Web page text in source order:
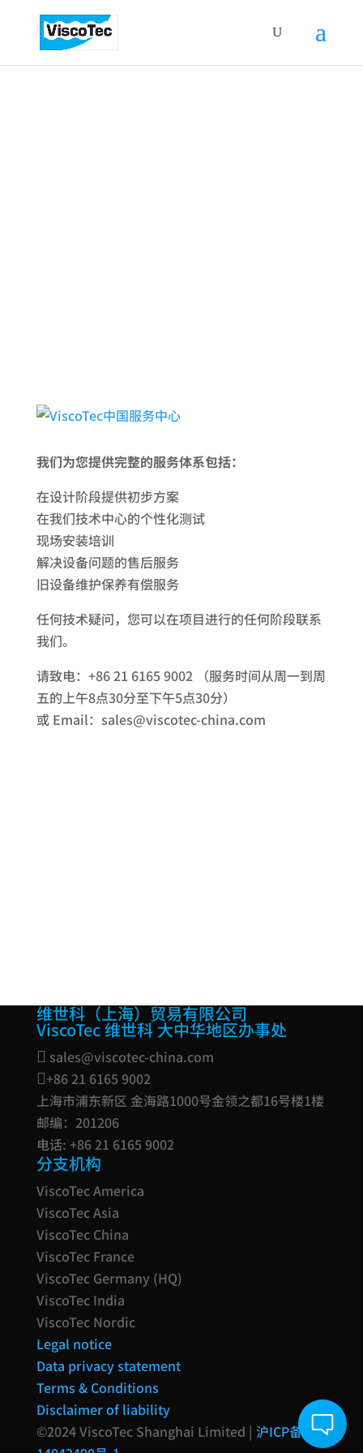
我们为您提供完整的服务体系包括：
在设计阶段提供初步方案
在我们技术中心的个性化测试
现场安装培训
解决设备问题的售后服务
旧设备维护保养有偿服务
任何技术疑问，您可以在项目进行的任何阶段联系
我们。
请致电：+86 21 6165 9002 （服务时间从周一到周
五的上午8点30分至下午5点30分）
或 Email：sales@viscotec-china.com
维世科（上海）贸易有限公司
ViscoTec 维世科 大中华地区办事处
 sales@viscotec-china.com
+86 21 6165 9002
上海市浦东新区 金海路1000号金领之都16号楼1楼
邮编：201206
电话: +86 21 6165 9002
分支机构
ViscoTec America
ViscoTec Asia
ViscoTec China
ViscoTec France
ViscoTec Germany (HQ)
ViscoTec India
ViscoTec Nordic
Legal notice
Data privacy statement
Terms & Conditions
Disclaimer of liability
©2024 ViscoTec Shanghai Limited | 沪ICP备